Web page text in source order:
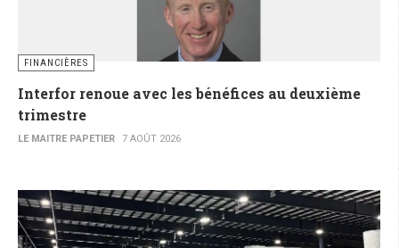
FINANCIÈRES
Interfor renoue avec les bénéfices au deuxième
trimestre
LE MAITRE PAPETIER 7 AOÛT 2026